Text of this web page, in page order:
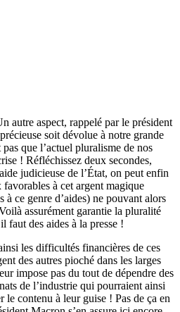
autre aspect, rappelé par le président
soit dévolue à notre grande
que l’actuel pluralisme de nos
! Réfléchissez deux secondes,
judicieuse de l’État, on peut enfin
à cet argent magique
à ce genre d’aides) ne pouvant alors
assurément garantie la pluralité
faut des aides à la presse !
les difficultés financières de ces
des autres pioché dans les larges
impose pas du tout de dépendre des
de l’industrie qui pourraient ainsi
le contenu à leur guise ! Pas de ça en